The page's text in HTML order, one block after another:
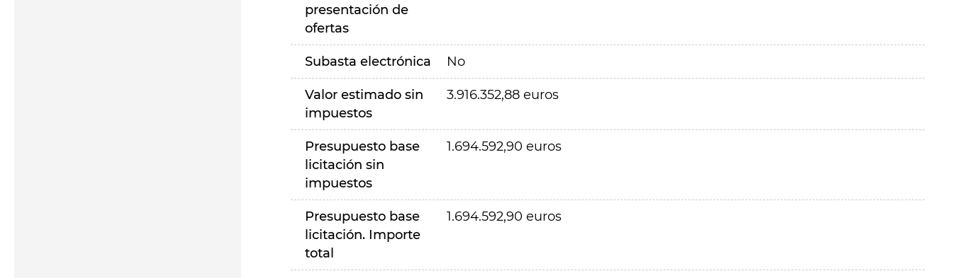
presentación de
ofertas
Subasta electrónica No
Valor estimado sin
impuestos
3.916.352,88 euros
Presupuesto base
licitación sin
impuestos
1.694.592,90 euros
Presupuesto base
licitación. Importe
total
1.694.592,90 euros